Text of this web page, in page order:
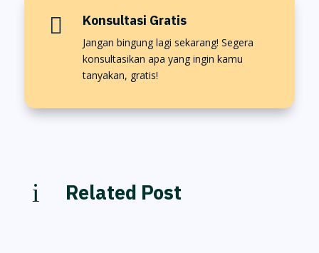
 Konsultasi Gratis
Jangan bingung lagi sekarang! Segera
konsultasikan apa yang ingin kamu
tanyakan, gratis!
i Related Post